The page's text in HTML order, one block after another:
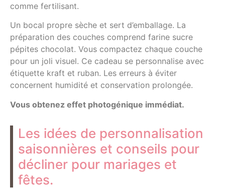
comme fertilisant.
Un bocal propre sèche et sert d’emballage. La
préparation des couches comprend farine sucre
pépites chocolat. Vous compactez chaque couche
pour un joli visuel. Ce cadeau se personnalise avec
étiquette kraft et ruban. Les erreurs à éviter
concernent humidité et conservation prolongée.
Vous obtenez effet photogénique immédiat.
Les idées de personnalisation
saisonnières et conseils pour
décliner pour mariages et
fêtes.